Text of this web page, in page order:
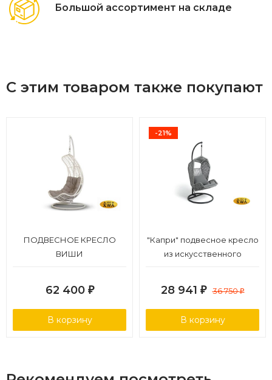
Большой ассортимент на складе
С этим товаром также покупают
ПОДВЕСНОЕ КРЕСЛО
ВИШИ
62 400 ₽
В корзину
-21%
"Капри" подвесное кресло
из искусственного
28 941 ₽ 36 750₽
В корзину